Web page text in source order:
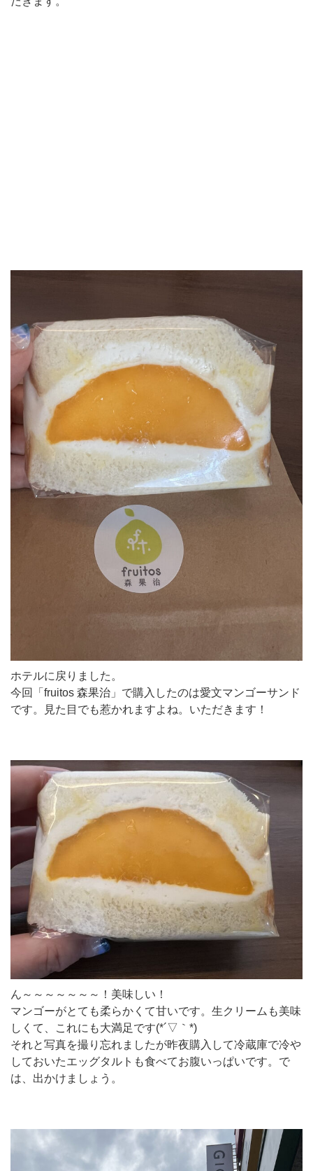
ホテルに戻りました。
今回「fruitos 森果治」で購入したのは愛文マンゴーサンド
です。見た目でも惹かれますよね。いただきます！
ん～～～～～～～！美味しい！
マンゴーがとても柔らかくて甘いです。生クリームも美味
しくて、これにも大満足です(*´▽｀*)
それと写真を撮り忘れましたが昨夜購入して冷蔵庫で冷や
しておいたエッグタルトも食べてお腹いっぱいです。で
は、出かけましょう。